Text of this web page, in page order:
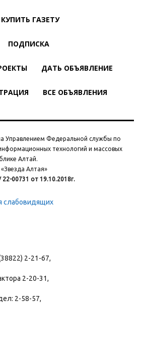
ГАЗЕТУ
ПОДПИСКА
ДАТЬ ОБЪЯВЛЕНИЕ
ВСЕ ОБЪЯВЛЕНИЯ
Управлением Федеральной службы по
технологий и массовых
Алтай.
Алтая»
00731 от 19.10.2018г.
слабовидящих
2-21-67,
2-20-31,
2-58-57,